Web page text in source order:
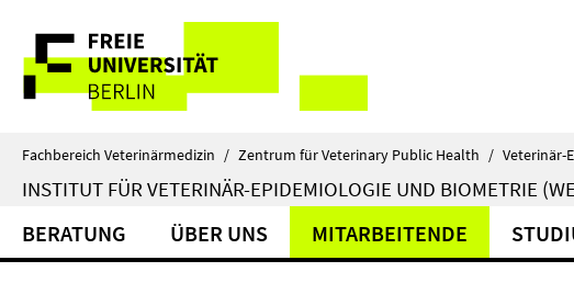
direkt
Inhalt
Service-
Navigation
Fachbereich Veterinärmedizin / Zentrum für Veterinary Public Health / Veterinär-
INSTITUT FÜR VETERINÄR-EPIDEMIOLOGIE UND BIOMETRIE
BERATUNG ÜBER UNS MITARBEITENDE